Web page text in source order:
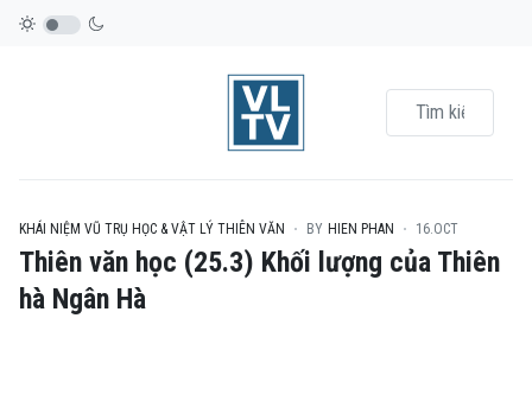
KHÁI NIỆM VŨ TRỤ HỌC & VẬT LÝ THIÊN VĂN BY HIEN PHAN 16.OCT
Thiên văn học (25.3) Khối lượng của Thiên
hà Ngân Hà